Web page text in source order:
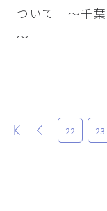
ついて ～千葉
～
最初 前 22 23